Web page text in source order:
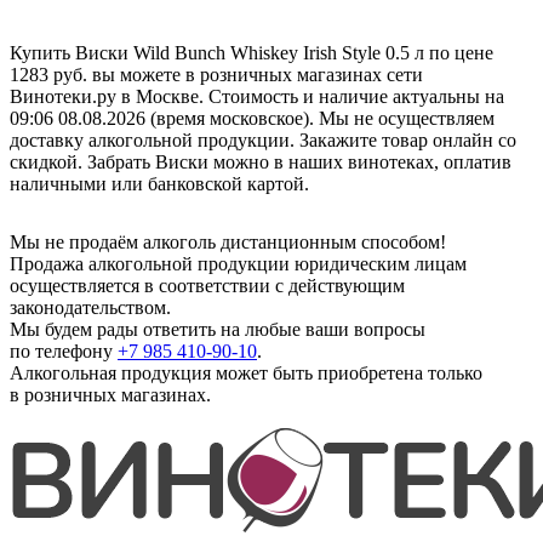
Купить Виски Wild Bunch Whiskey Irish Style 0.5 л по цене
1283 руб. вы можете в розничных магазинах сети
Винотеки.ру в Москве. Стоимость и наличие актуальны на
09:06 08.08.2026 (время московское). Мы не осуществляем
доставку алкогольной продукции. Закажите товар онлайн со
скидкой. Забрать Виски можно в наших винотеках, оплатив
наличными или банковской картой.
Мы не продаём алкоголь дистанционным способом!
Продажа алкогольной продукции юридическим лицам
осуществляется в соответствии с действующим
законодательством.
Мы будем рады ответить на любые ваши вопросы
по телефону +7 985 410-90-10.
Алкогольная продукция может быть приобретена только
в розничных магазинах.